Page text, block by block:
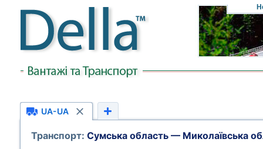
UA-UA
Транспорт: Сумська область — Миколаївська